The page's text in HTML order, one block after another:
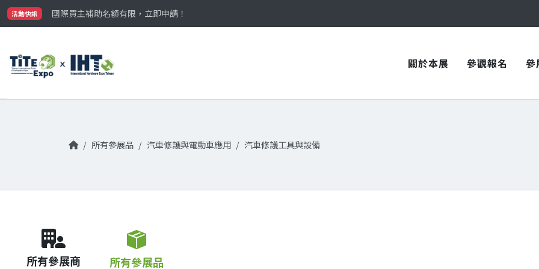
活動快訊
國際買主補助名額有限，立即申請！
參觀門票開放申請中‼️
關於本展 參觀報名 參
所有參展品 汽車修護與電動車應用 汽車修護工具與設備
所有參展商 所有參展品